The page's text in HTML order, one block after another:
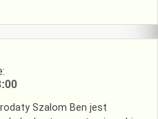
Szalom Ben jest